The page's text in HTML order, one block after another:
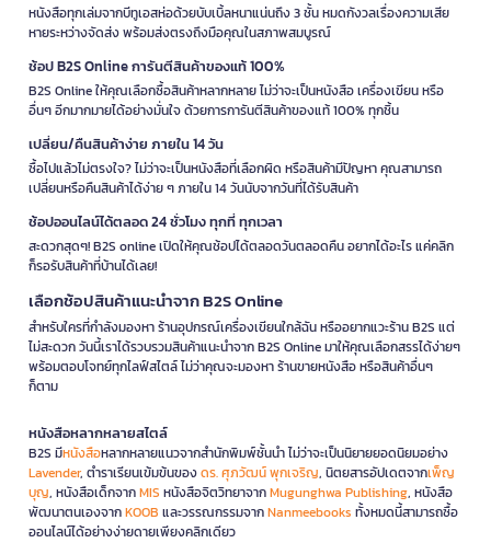
หนังสือทุกเล่มจากบีทูเอสห่อด้วยบับเบิ้ลหนาแน่นถึง 3 ชั้น หมดกังวลเรื่องความเสีย
หายระหว่างจัดส่ง พร้อมส่งตรงถึงมือคุณในสภาพสมบูรณ์
ช้อป B2S Online การันตีสินค้าของแท้ 100%
B2S Online ให้คุณเลือกซื้อสินค้าหลากหลาย ไม่ว่าจะเป็นหนังสือ เครื่องเขียน หรือ
อื่นๆ อีกมากมายได้อย่างมั่นใจ ด้วยการการันตีสินค้าของแท้ 100% ทุกชิ้น
เปลี่ยน/คืนสินค้าง่าย ภายใน 14 วัน
ซื้อไปแล้วไม่ตรงใจ? ไม่ว่าจะเป็นหนังสือที่เลือกผิด หรือสินค้ามีปัญหา คุณสามารถ
เปลี่ยนหรือคืนสินค้าได้ง่าย ๆ ภายใน 14 วันนับจากวันที่ได้รับสินค้า
ช้อปออนไลน์ได้ตลอด 24 ชั่วโมง ทุกที่ ทุกเวลา
สะดวกสุดๆ! B2S online เปิดให้คุณช้อปได้ตลอดวันตลอดคืน อยากได้อะไร แค่คลิก
ก็รอรับสินค้าที่บ้านได้เลย!
เลือกช้อปสินค้าแนะนำจาก B2S Online
สำหรับใครที่กำลังมองหา ร้านอุปกรณ์เครื่องเขียนใกล้ฉัน หรืออยากแวะร้าน B2S แต่
ไม่สะดวก วันนี้เราได้รวบรวมสินค้าแนะนำจาก B2S Online มาให้คุณเลือกสรรได้ง่ายๆ
พร้อมตอบโจทย์ทุกไลฟ์สไตล์ ไม่ว่าคุณจะมองหา ร้านขายหนังสือ หรือสินค้าอื่นๆ
ก็ตาม
หนังสือหลากหลายสไตล์
B2S มีหนังสือหลากหลายแนวจากสำนักพิมพ์ชั้นนำ ไม่ว่าจะเป็นนิยายยอดนิยมอย่าง
Lavender, ตำราเรียนเข้มข้นของดร. ศุภวัฒน์ พุกเจริญ, นิตยสารอัปเดตจากเพ็ญ
บุญ, หนังสือเด็กจากMIS หนังสือจิตวิทยาจากMugunghwa Publishing, หนังสือ
พัฒนาตนเองจากKOOB และวรรณกรรมจากNanmeebooks ทั้งหมดนี้สามารถซื้อ
ออนไลน์ได้อย่างง่ายดายเพียงคลิกเดียว